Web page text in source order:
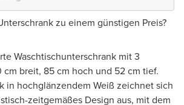
zu einem günstigen Preis?
Waschtischunterschrank mit 3
cm breit, 85 cm hoch und 52 cm tief.
in hochglänzendem Weiß zeichnet sich
zeitgemäßes Design aus, mit dem